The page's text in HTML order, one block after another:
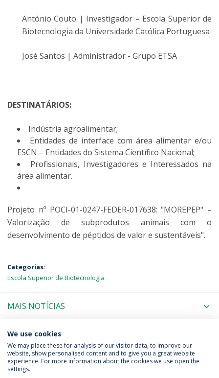
António Couto | Investigador – Escola Superior de
Biotecnologia da Universidade Católica Portuguesa
José Santos | Administrador - Grupo ETSA
DESTINATÁRIOS:
Indústria agroalimentar;
Entidades de interface com área alimentar e/ou
ESCN – Entidades do Sistema Científico Nacional;
Profissionais, Investigadores e Interessados na
área alimentar.
Projeto nº POCI-01-0247-FEDER-017638: "MOREPEP" –
Valorização de subprodutos animais com o
desenvolvimento de péptidos de valor e sustentáveis".
Categorias:
Escola Superior de Biotecnologia
MAIS NOTÍCIAS
PRÓXIMOS EVENTOS
Política de Privacidade
Termos & Condições
We use cookies
We may place these for analysis of our visitor data, to improve our
website, show personalised content and to give you a great website
experience. For more information about the cookies we use open the
settings.